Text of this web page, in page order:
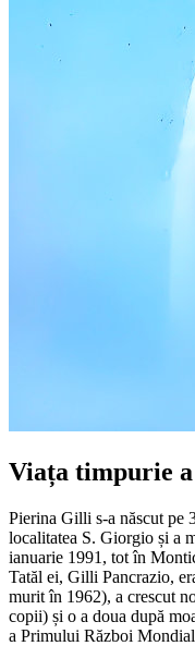
Viața timpurie
Pierina Gilli s-a născut pe
localitatea S. Giorgio și a
ianuarie 1991, tot în
Tatăl ei, Gilli Pancrazio,
murit în 1962), a crescut
copii) și o a doua după
a Primului Război